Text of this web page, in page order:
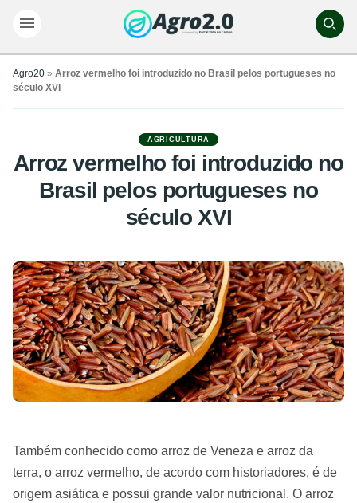
Agro20 » Arroz vermelho foi introduzido no Brasil pelos portugueses no
século XVI
AGRICULTURA
Arroz vermelho foi introduzido no
Brasil pelos portugueses no
século XVI
Também conhecido como arroz de Veneza e arroz da
terra, o arroz vermelho, de acordo com historiadores, é de
origem asiática e possui grande valor nutricional. O arroz